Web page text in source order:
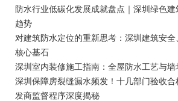
防水行业低碳化发展成就盘点｜深圳绿色
趋势
对建筑防水定位的重新思考：深圳建筑安
核心基石
深圳室内装修施工指南：全屋防水工艺与
深圳保障房裂缝漏水频发！十几部门验收
发商监督程序深度揭秘